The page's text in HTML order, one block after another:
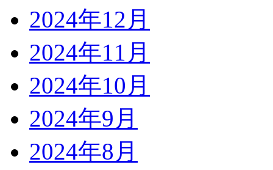
2024年12月
2024年11月
2024年10月
2024年9月
2024年8月